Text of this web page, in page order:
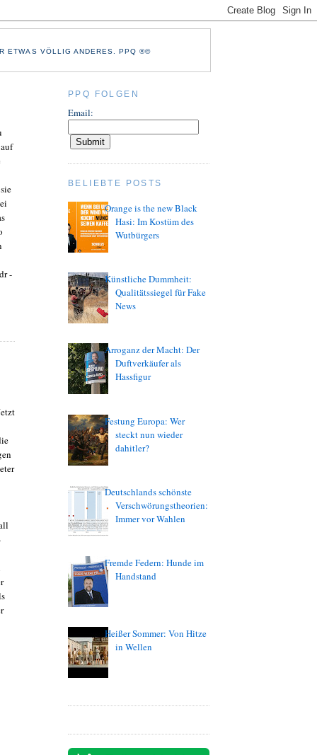
ETWAS VÖLLIG ANDERES. PPQ ®©
-
PPQ FOLGEN
Email:
BELIEBTE POSTS
Orange is the new Black
Hasi: Im Kostüm des
Wutbürgers
Künstliche Dummheit:
Qualitätssiegel für Fake
News
Arroganz der Macht: Der
Duftverkäufer als
Hassfigur
Festung Europa: Wer
steckt nun wieder
dahitler?
Deutschlands schönste
Verschwörungstheorien:
Immer vor Wahlen
Fremde Federn: Hunde im
Handstand
Heißer Sommer: Von Hitze
in Wellen